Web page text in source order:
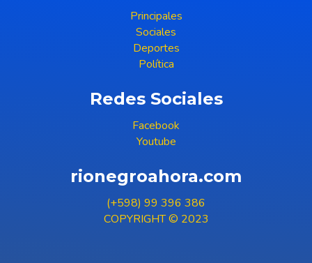
Principales
Sociales
Deportes
Política
Redes Sociales
Facebook
Youtube
rionegroahora.com
(+598) 99 396 386
COPYRIGHT © 2023